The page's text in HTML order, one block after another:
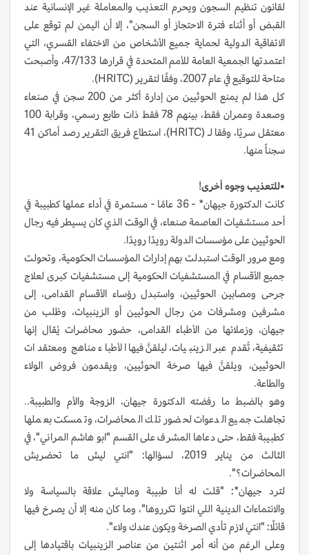
لقانون تنظيم السجون ويحرم التعذيب والمعاملة غير الإنسانية عند
القبض أو أثناء فترة الاحتجاز أو السجن"، إلا أن اليمن لم توقع على
الاتفاقية الدولية لحماية جميع الأشخاص من الاختفاء القسري، التي
اعتمدتها الجمعية العامة للأمم المتحدة في قرارها 47/133، وأصبحت
متاحة للتوقيع في عام 2007، وفقًا لتقرير (HRITC).
كل هذا لم يمنع الحوثيين من إدارة أكثر من 200 سجن في صنعاء
وصعدة وعمران فقط، بينهم 78 فقط ذات طابع رسمي، وقرابة 100
معتقل سريًا، وفقا لـ (HRITC)، استطاع فريق التقرير رصد أماكن 41
سجناً منها.
•للتعذيب وجوه أخرى!
كانت الدكتورة جيهان* - 36 عامًا - مستمرة في أداء عملها كطبيبة في
أحد مستشفيات العاصمة صنعاء، في الوقت الذي كان يسيطر فيه رجال
الحوثيين على مؤسسات الدولة رويدًا رويدًا.
ومع مرور الوقت استبدلت بهم إدارات المؤسسات الحكومية، وتحولت
جميع الأقسام في المستشفيات الحكومية إلى مستشفيات كبرى لعلاج
جرحى ومصابين الحوثيين، واستبدل رؤساء الأقسام القدامى، إلى
مشرفين ومشرفات من رجال الحوثيين أو الزينبيات، وطُلب من
جيهان، وزملائها من الأطباء القدامى، حضور محاضرات يُقال إنها
تثقيفية، تُقدم عبر الزينبيات، ليلقنَّ فيها الأطباء مناهج ومعتقدات
الحوثيين، ويلقنَّ فيها صرخة الحوثيين، ويقدمون فروض الولاء
والطاعة.
وهو بالضبط ما رفضته الدكتورة جيهان، الزوجة والأم والطبيبة..
تجاهلت جميع الدعوات لحضور تلك المحاضرات، وتمسكت بعملها
كطبيبة فقط، حتى دعاها المشرف على القسم "ابو هاشم المراني"، في
الثالث من يناير 2019، لسؤالها: "انتي ليش ما تحضريش
المحاضرات؟".
لترد جيهان*: "قلت له أنا طبيبة وماليش علاقة بالسياسة ولا
والانتماءات الدينية اللي انتوا تكرروها"، وما كان منه إلا أن يصرخ فيها
قائلًا: "انتي لازم تأدي الصرخة ويكون عندك ولاء".
وعلى الرغم من أنه أمر اثنتين من عناصر الزينبيات باقتيادها إلى